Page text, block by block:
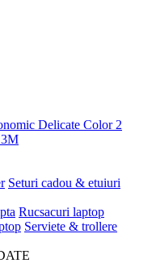
Delicate Color 2
Seturi cadou & etuiuri
Rucsacuri laptop
Serviete & trollere